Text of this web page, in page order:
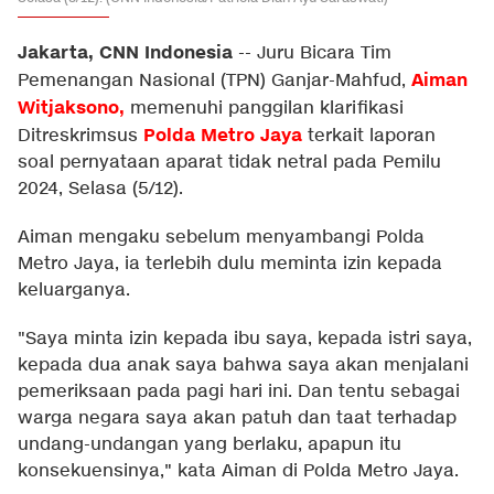
Jakarta, CNN Indonesia -- Juru Bicara Tim
Pemenangan Nasional (TPN) Ganjar-Mahfud, Aiman
Witjaksono, memenuhi panggilan klarifikasi
Ditreskrimsus Polda Metro Jaya terkait laporan
soal pernyataan aparat tidak netral pada Pemilu
2024, Selasa (5/12).
Aiman mengaku sebelum menyambangi Polda
Metro Jaya, ia terlebih dulu meminta izin kepada
keluarganya.
"Saya minta izin kepada ibu saya, kepada istri saya,
kepada dua anak saya bahwa saya akan menjalani
pemeriksaan pada pagi hari ini. Dan tentu sebagai
warga negara saya akan patuh dan taat terhadap
undang-undangan yang berlaku, apapun itu
konsekuensinya," kata Aiman di Polda Metro Jaya.